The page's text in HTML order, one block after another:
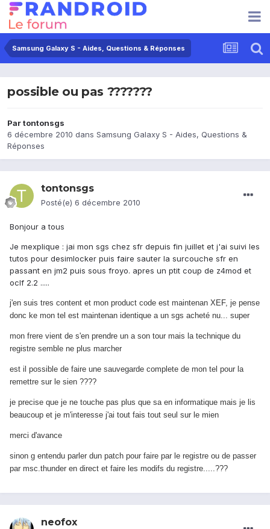
Samsung Galaxy S - Aides, Questions & Réponses
possible ou pas ???????
Partontonsgs
6 décembre 2010 dans Samsung Galaxy S - Aides, Questions &
Réponses
tontonsgs
Posté(e) 6 décembre 2010
Bonjour a tous
Je mexplique : jai mon sgs chez sfr depuis fin juillet et j'ai suivi les
tutos pour desimlocker puis faire sauter la surcouche sfr en
passant en jm2 puis sous froyo. apres un ptit coup de z4mod et
oclf 2.2 .....
j'en suis tres content et mon product code est maintenan XEF, je pense
donc ke mon tel est maintenan identique a un sgs acheté nu... super
mon frere vient de s'en prendre un a son tour mais la technique du
registre semble ne plus marcher
est il possible de faire une sauvegarde complete de mon tel pour la
remettre sur le sien ????
je precise que je ne touche pas plus que sa en informatique mais je lis
beaucoup et je m'interesse j'ai tout fais tout seul sur le mien
merci d'avance
sinon g entendu parler dun patch pour faire par le registre ou de passer
par msc.thunder en direct et faire les modifs du registre.....???
neofox